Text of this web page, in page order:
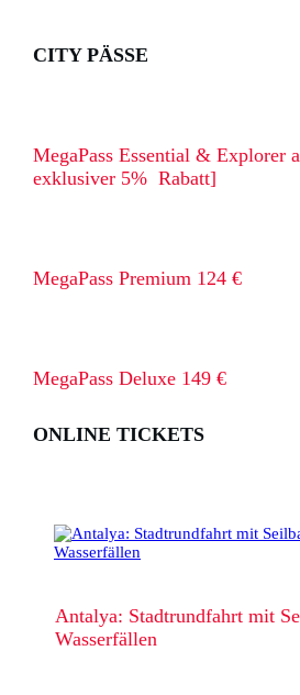
CITY PÄSSE
MegaPass Essential & Explorer
exklusiver 5% Rabatt]
MegaPass Premium 124 €
MegaPass Deluxe 149 €
ONLINE TICKETS
Antalya: Stadtrundfahrt mit
Wasserfällen